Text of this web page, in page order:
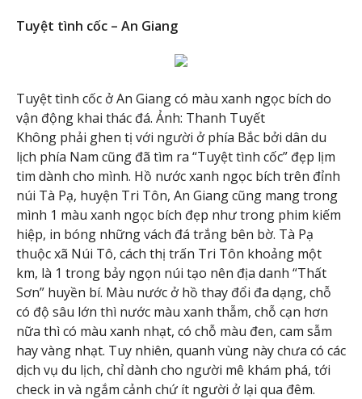
Tuyệt tình cốc – An Giang
Tuyệt tình cốc ở An Giang có màu xanh ngọc bích do
vận động khai thác đá. Ảnh: Thanh Tuyết
Không phải ghen tị với người ở phía Bắc bởi dân du
lịch phía Nam cũng đã tìm ra “Tuyệt tình cốc” đẹp lịm
tim dành cho mình. Hồ nước xanh ngọc bích trên đỉnh
núi Tà Pạ, huyện Tri Tôn, An Giang cũng mang trong
mình 1 màu xanh ngọc bích đẹp như trong phim kiếm
hiệp, in bóng những vách đá trắng bên bờ. Tà Pạ
thuộc xã Núi Tô, cách thị trấn Tri Tôn khoảng một
km, là 1 trong bảy ngọn núi tạo nên địa danh “Thất
Sơn” huyền bí. Màu nước ở hồ thay đổi đa dạng, chỗ
có độ sâu lớn thì nước màu xanh thẫm, chỗ cạn hơn
nữa thì có màu xanh nhạt, có chỗ màu đen, cam sẫm
hay vàng nhạt. Tuy nhiên, quanh vùng này chưa có các
dịch vụ du lịch, chỉ dành cho người mê khám phá, tới
check in và ngắm cảnh chứ ít người ở lại qua đêm.